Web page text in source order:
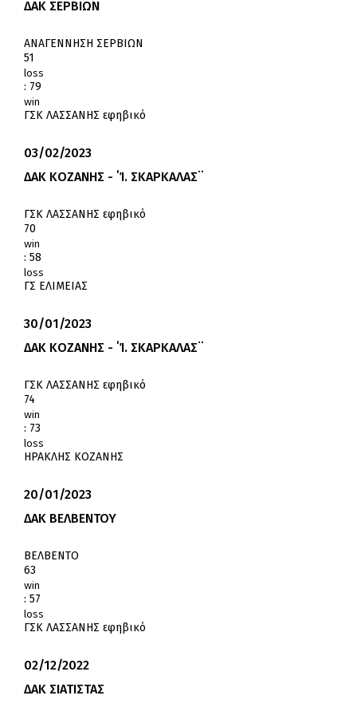
ΔΑΚ ΣΕΡΒΙΩΝ
ΑΝΑΓΕΝΝΗΣΗ ΣΕΡΒΙΩΝ
51
loss
: 79
win
ΓΣΚ ΛΑΣΣΑΝΗΣ εφηβικό
03/02/2023
ΔΑΚ ΚΟΖΑΝΗΣ - ΄Ί. ΣΚΑΡΚΑΛΑΣ¨
ΓΣΚ ΛΑΣΣΑΝΗΣ εφηβικό
70
win
: 58
loss
ΓΣ ΕΛΙΜΕΙΑΣ
30/01/2023
ΔΑΚ ΚΟΖΑΝΗΣ - ΄Ί. ΣΚΑΡΚΑΛΑΣ¨
ΓΣΚ ΛΑΣΣΑΝΗΣ εφηβικό
74
win
: 73
loss
ΗΡΑΚΛΗΣ ΚΟΖΑΝΗΣ
20/01/2023
ΔΑΚ ΒΕΛΒΕΝΤΟΥ
ΒΕΛΒΕΝΤΟ
63
win
: 57
loss
ΓΣΚ ΛΑΣΣΑΝΗΣ εφηβικό
02/12/2022
ΔΑΚ ΣΙΑΤΙΣΤΑΣ